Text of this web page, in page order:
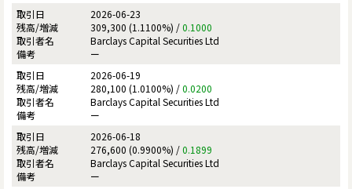
2026-06-23
309,300 (1.1100%) /0.1000
Barclays Capital Securities Ltd
ー
2026-06-19
280,100 (1.0100%) /0.0200
Barclays Capital Securities Ltd
ー
2026-06-18
276,600 (0.9900%) /0.1899
Barclays Capital Securities Ltd
ー